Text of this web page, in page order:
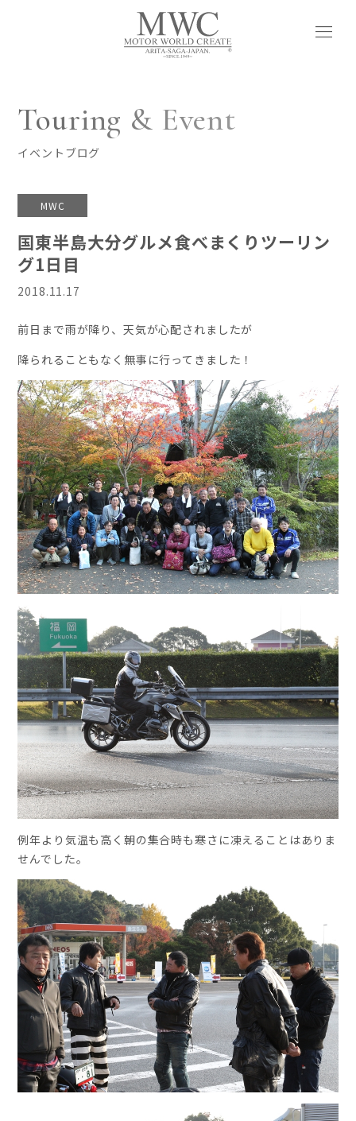
menu
Touring & Event
イベントブログ
MWC
国東半島大分グルメ食べまくりツーリン
グ1日目
2018.11.17
前日まで雨が降り、天気が心配されましたが
降られることもなく無事に行ってきました！
例年より気温も高く朝の集合時も寒さに凍えることはありま
せんでした。